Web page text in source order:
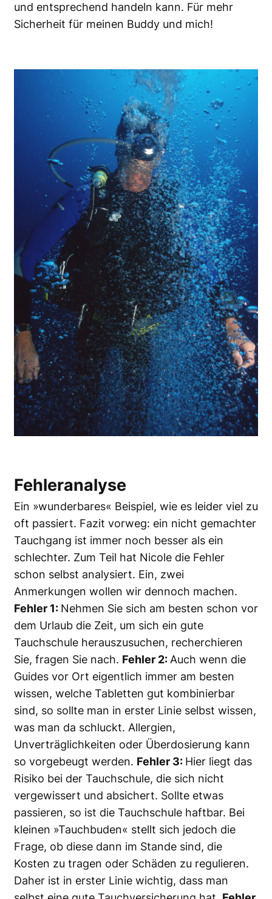
und entsprechend handeln kann. Für mehr
Sicherheit für meinen Buddy und mich!
Fehleranalyse
Ein »wunderbares« Beispiel, wie es leider viel zu
oft passiert. Fazit vorweg: ein nicht gemachter
Tauchgang ist immer noch besser als ein
schlechter. Zum Teil hat Nicole die Fehler
schon selbst analysiert. Ein, zwei
Anmerkungen wollen wir dennoch machen.
Fehler 1: Nehmen Sie sich am besten schon vor
dem Urlaub die Zeit, um sich ein gute
Tauchschule herauszusuchen, recherchieren
Sie, fragen Sie nach. Fehler 2: Auch wenn die
Guides vor Ort eigentlich immer am besten
wissen, welche Tabletten gut kombinierbar
sind, so sollte man in erster Linie selbst wissen,
was man da schluckt. Allergien,
Unverträglichkeiten oder Überdosierung kann
so vorgebeugt werden. Fehler 3: Hier liegt das
Risiko bei der Tauchschule, die sich nicht
vergewissert und absichert. Sollte etwas
passieren, so ist die Tauchschule haftbar. Bei
kleinen »Tauchbuden« stellt sich jedoch die
Frage, ob diese dann im Stande sind, die
Kosten zu tragen oder Schäden zu regulieren.
Daher ist in erster Linie wichtig, dass man